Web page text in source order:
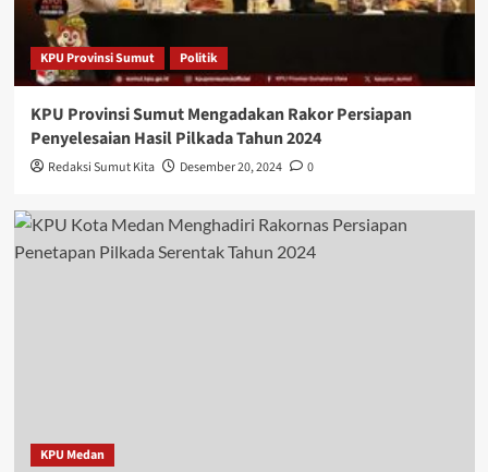
KPU Provinsi Sumut Politik
KPU Provinsi Sumut Mengadakan Rakor Persiapan
Penyelesaian Hasil Pilkada Tahun 2024
Redaksi Sumut Kita Desember 20, 2024 0
KPU Medan